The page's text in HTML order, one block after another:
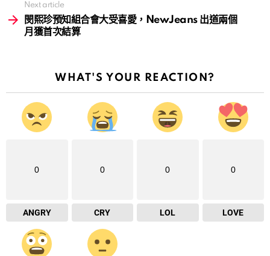
Next article
閔熙珍預知組合會大受喜愛，NewJeans 出道兩個
月獲首次結算
WHAT'S YOUR REACTION?
0
ANGRY
0
CRY
0
LOL
0
LOVE